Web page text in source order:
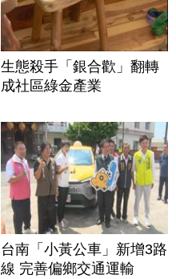
生態殺手「銀合歡」翻轉
成社區綠金產業
台南「小黃公車」新增3路
線 完善偏鄉交通運輸